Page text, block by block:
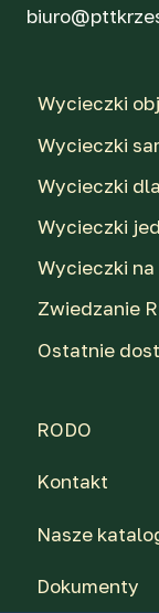
Wycieczki
Wycieczki
Wycieczki
Wycieczki
Wycieczki
Zwiedzanie
Ostatnie
RODO
Kontakt
Nasze
Dokumenty